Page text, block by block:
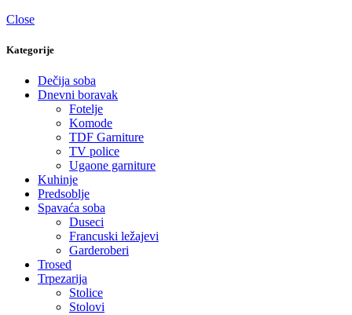
Close
Kategorije
Dečija soba
Dnevni boravak
Fotelje
Komode
TDF Garniture
TV police
Ugaone garniture
Kuhinje
Predsoblje
Spavaća soba
Duseci
Francuski ležajevi
Garderoberi
Trosed
Trpezarija
Stolice
Stolovi